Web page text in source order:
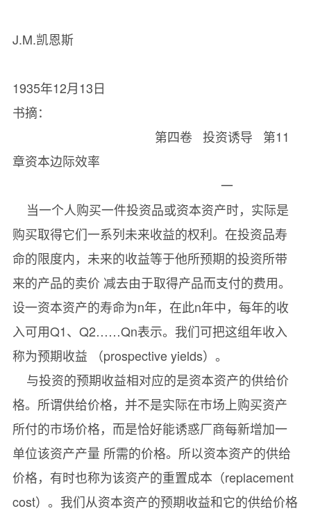
J.M.凯恩斯
1935年12月13日
书摘：
第四卷 投资诱导 第11
章资本边际效率
一
当一个人购买一件投资品或资本资产时，实际是
购买取得它们一系列未来收益的权利。在投资品寿
命的限度内，未来的收益等于他所预期的投资所带
来的产品的卖价 减去由于取得产品而支付的费用。
设一资本资产的寿命为n年，在此n年中，每年的收
入可用Q1、Q2……Qn表示。我们可把这组年收入
称为预期收益 （prospective yields）。
与投资的预期收益相对应的是资本资产的供给价
格。所谓供给价格，并不是实际在市场上购买资产
所付的市场价格，而是恰好能诱惑厂商每新增加一
单位该资产产量 所需的价格。所以资本资产的供给
价格，有时也称为该资产的重置成本（replacement
cost）。我们从资本资产的预期收益和它的供给价格